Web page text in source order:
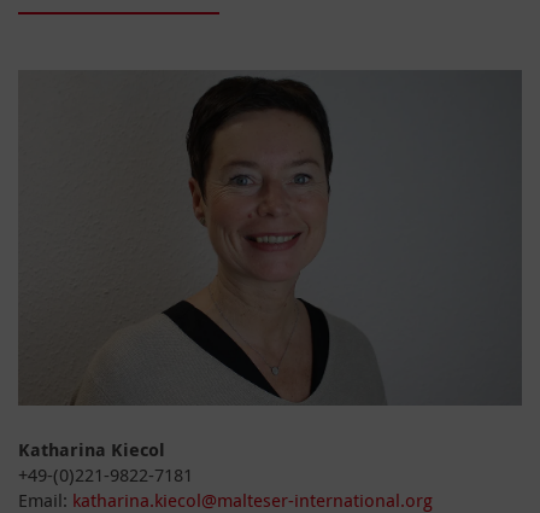
Katharina Kiecol
+49-(0)221-9822-7181
Email: katharina.kiecol@malteser-international.org